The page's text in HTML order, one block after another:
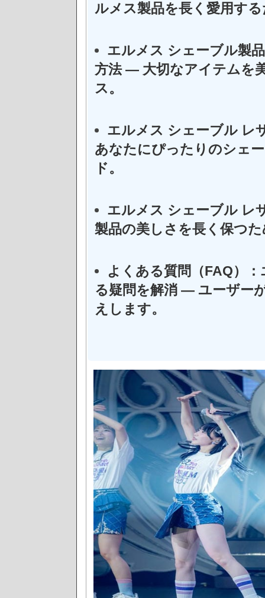
ルメス製品を長く愛用す
エルメス シェーブル製
方法 — 大切なアイテムを
ス。
エルメス シェーブル レ
あなたにぴったりのシェ
ド。
エルメス シェーブル レ
製品の美しさを長く保つ
よくある質問（FAQ）
る疑問を解消 — ユーザー
えします。